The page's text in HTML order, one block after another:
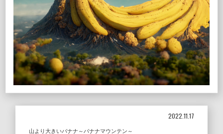
山より大きいバナナ～バナナマウンテン～
2022.11.17